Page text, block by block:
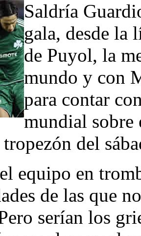
Saldría
gala, desde la
de Puyol, la
mundo y con
para contar
mundial sobre
del
equipo en
de las que
serían los